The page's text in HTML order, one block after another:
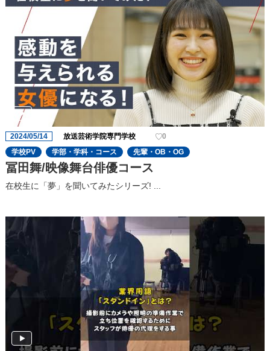
2024/05/14 放送芸術学院専門学校
0
学校PV
学部・学科・コース 先輩・OB・OG
冨田舞/映像舞台俳優コース
在校生に「夢」を聞いてみたシリーズ! ...